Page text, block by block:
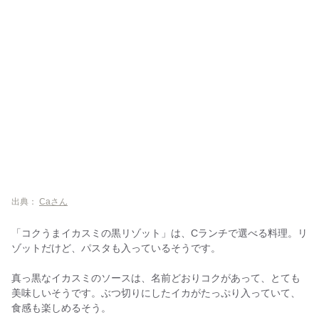
出典： Caさん
「コクうまイカスミの黒リゾット」は、Cランチで選べる料理。リ
ゾットだけど、パスタも入っているそうです。
真っ黒なイカスミのソースは、名前どおりコクがあって、とても
美味しいそうです。ぶつ切りにしたイカがたっぷり入っていて、
食感も楽しめるそう。